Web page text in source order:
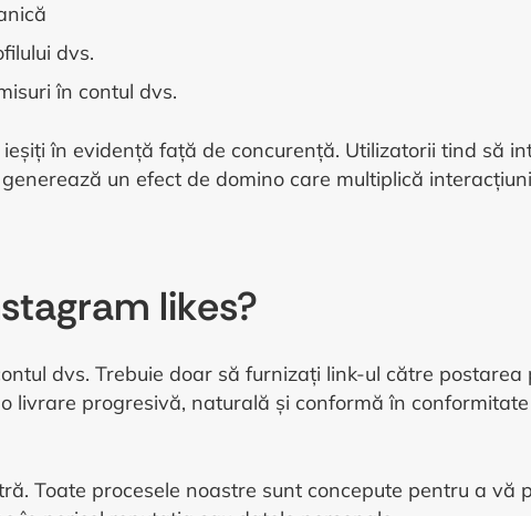
dvs.
în contul dvs.
în evidență față de concurență. Utilizatorii tind să
un efect de domino care multiplică
likes?
dvs. Trebuie doar să furnizați link-ul către
livrare progresivă, naturală și conformă în
Toate procesele noastre sunt concepute pentru a vă